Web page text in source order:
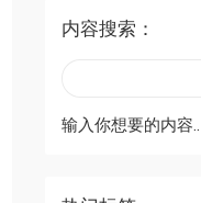
内容搜索：
输入你想要的内容..